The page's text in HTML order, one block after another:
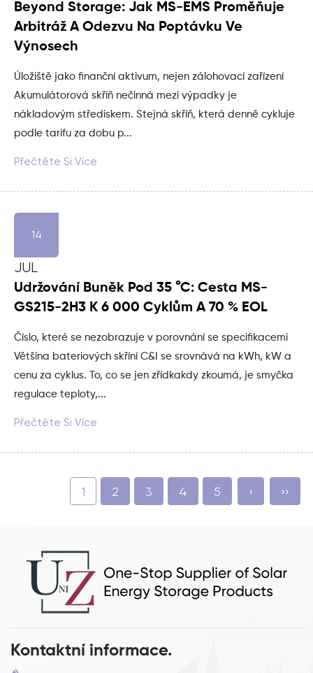
Beyond Storage: Jak MS-EMS Proměňuje
Arbitráž A Odezvu Na Poptávku Ve
Výnosech
Úložiště jako finanční aktivum, nejen zálohovací zařízení
Akumulátorová skříň nečinná mezi výpadky je
nákladovým střediskem. Stejná skříň, která denně cykluje
podle tarifu za dobu p...
Přečtěte Si Více
14
JUL
Udržování Buněk Pod 35 °C: Cesta MS-
GS215-2H3 K 6 000 Cyklům A 70 % EOL
Číslo, které se nezobrazuje v porovnání se specifikacemi
Většina bateriových skříní C&I se srovnává na kWh, kW a
cenu za cyklus. To, co se jen zřídkakdy zkoumá, je smyčka
regulace teploty,...
Přečtěte Si Více
1 2 3 4 5 › ››
Kontaktní informace.